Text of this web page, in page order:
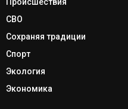
СВО
Сохраняя традиции
Спорт
Экология
Экономика